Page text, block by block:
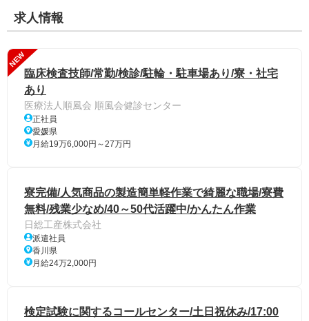
求人情報
NEW
臨床検査技師/常勤/検診/駐輪・駐車場あり/寮・社宅
あり
医療法人順風会 順風会健診センター
正社員
愛媛県
月給19万6,000円～27万円
寮完備/人気商品の製造簡単軽作業で綺麗な職場/寮費
無料/残業少なめ/40～50代活躍中/かんたん作業
日総工産株式会社
派遣社員
香川県
月給24万2,000円
検定試験に関するコールセンター/土日祝休み/17:00